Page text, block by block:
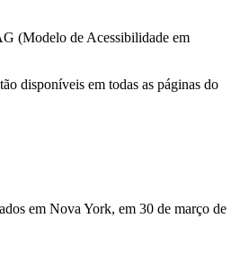
(Modelo de Acessibilidade em
disponíveis em todas as páginas do
em Nova York, em 30 de março de